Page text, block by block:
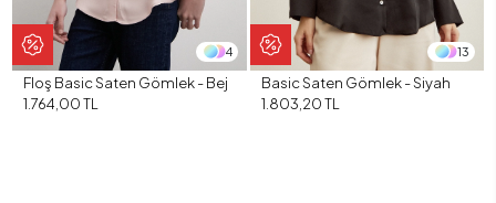
4
Floş Basic Saten Gömlek - Bej
1.764,00 TL
13
Basic Saten Gömlek - Siyah
1.803,20 TL